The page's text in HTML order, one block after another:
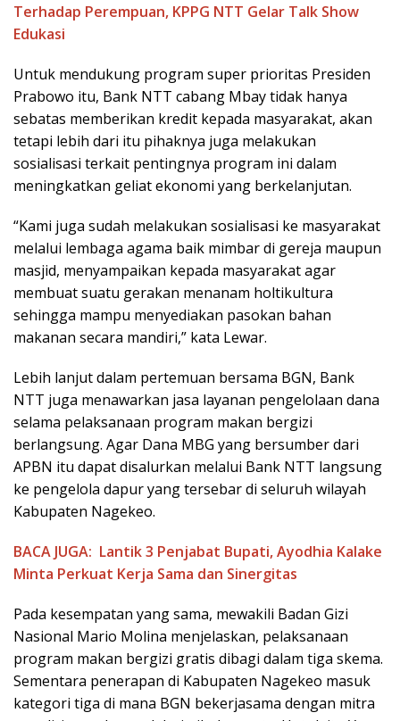
Terhadap Perempuan, KPPG NTT Gelar Talk Show
Edukasi
Untuk mendukung program super prioritas Presiden
Prabowo itu, Bank NTT cabang Mbay tidak hanya
sebatas memberikan kredit kepada masyarakat, akan
tetapi lebih dari itu pihaknya juga melakukan
sosialisasi terkait pentingnya program ini dalam
meningkatkan geliat ekonomi yang berkelanjutan.
“Kami juga sudah melakukan sosialisasi ke masyarakat
melalui lembaga agama baik mimbar di gereja maupun
masjid, menyampaikan kepada masyarakat agar
membuat suatu gerakan menanam holtikultura
sehingga mampu menyediakan pasokan bahan
makanan secara mandiri,” kata Lewar.
Lebih lanjut dalam pertemuan bersama BGN, Bank
NTT juga menawarkan jasa layanan pengelolaan dana
selama pelaksanaan program makan bergizi
berlangsung. Agar Dana MBG yang bersumber dari
APBN itu dapat disalurkan melalui Bank NTT langsung
ke pengelola dapur yang tersebar di seluruh wilayah
Kabupaten Nagekeo.
BACA JUGA: Lantik 3 Penjabat Bupati, Ayodhia Kalake
Minta Perkuat Kerja Sama dan Sinergitas
Pada kesempatan yang sama, mewakili Badan Gizi
Nasional Mario Molina menjelaskan, pelaksanaan
program makan bergizi gratis dibagi dalam tiga skema.
Sementara penerapan di Kabupaten Nagekeo masuk
kategori tiga di mana BGN bekerjasama dengan mitra